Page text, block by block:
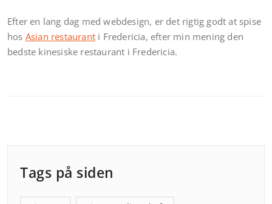
Efter en lang dag med webdesign, er det rigtig godt at spise
hos Asian restaurant i Fredericia, efter min mening den
bedste kinesiske restaurant i Fredericia.
Tags på siden